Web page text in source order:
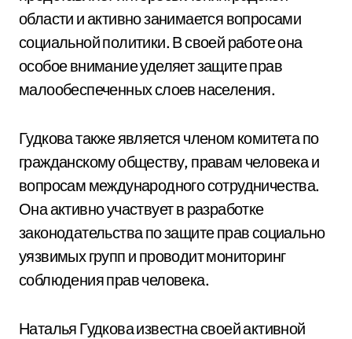
области и активно занимается вопросами
социальной политики. В своей работе она
особое внимание уделяет защите прав
малообеспеченных слоев населения.
Гудкова также является членом комитета по
гражданскому обществу, правам человека и
вопросам международного сотрудничества.
Она активно участвует в разработке
законодательства по защите прав социально
уязвимых групп и проводит мониторинг
соблюдения прав человека.
Наталья Гудкова известна своей активной